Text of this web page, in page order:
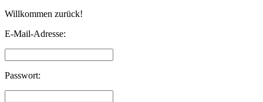
Willkommen zurück!
E-Mail-Adresse:
Passwort: